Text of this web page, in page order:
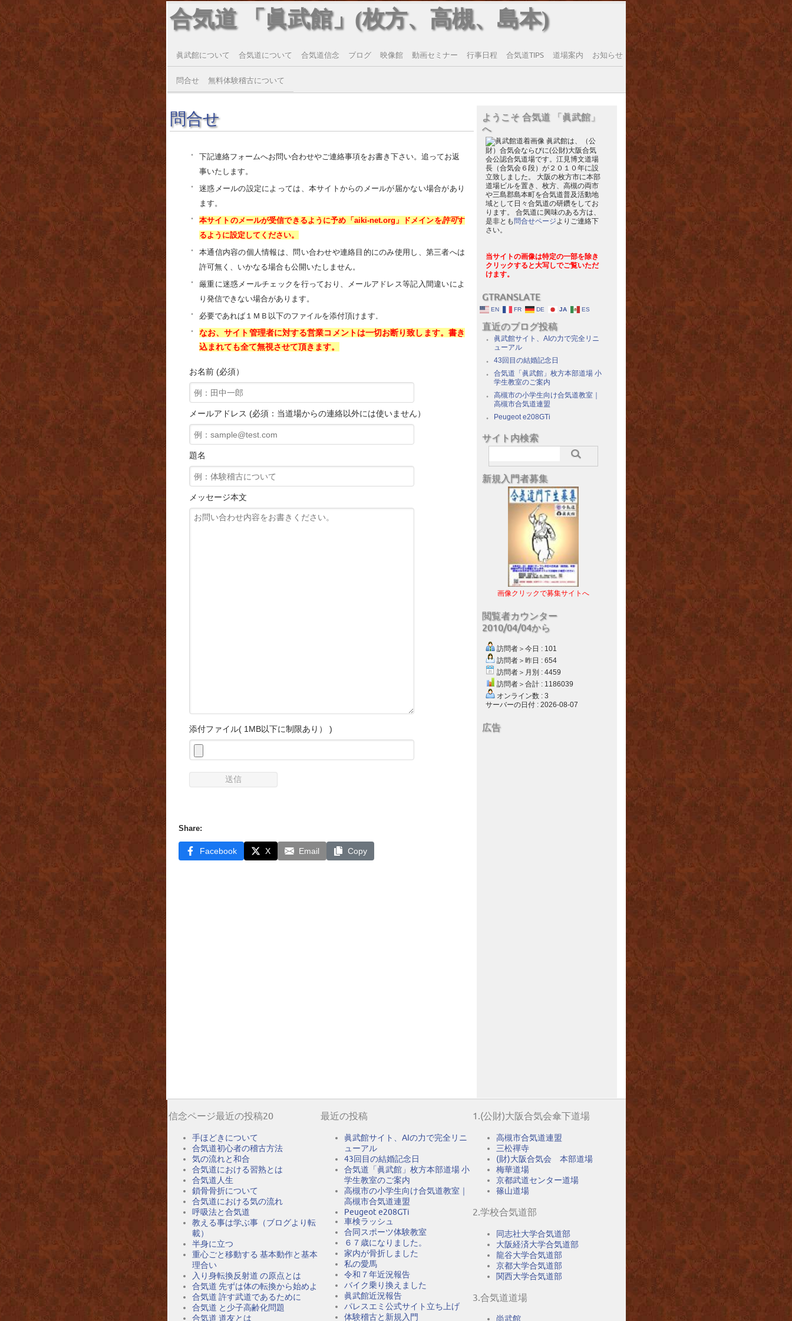
合気道 「眞武館」(枚方、高槻、島本)
眞武館について 合気道について 合気道信念 ブログ 映像館 動画セミナー 行事日程 合気道TIPS 道場案内 お知らせ
問合せ 無料体験稽古について
問合せ
下記連絡フォームへお問い合わせやご連絡事項をお書き下さい。追ってお返
事いたします。
迷惑メールの設定によっては、本サイトからのメールが届かない場合があり
ます。
本サイトのメールが受信できるように予め「aiki-net.org」ドメインを許可す
るように設定してください。
本通信内容の個人情報は、問い合わせや連絡目的にのみ使用し、第三者へは
許可無く、いかなる場合も公開いたしません。
厳重に迷惑メールチェックを行っており、メールアドレス等記入間違いによ
り発信できない場合があります。
必要であれば１ＭＢ以下のファイルを添付頂けます
なお、サイト管理者に対する営業コメントは一切お断り致します。書き
込まれても全て無視させて頂きます。
お名前 (必須）
メールアドレス (必須：当道場からの連絡以外には使いません）
題名
メッセージ本文
添付ファイル( 1MB以下に制限あり） )
Share:
Facebook X Email Copy
ようこそ 合気道 「眞武館」
へ
眞武館は、（公
財）合気会ならびに(公財)大阪合気
会公認合気道場です。江見博文道場
長（合気会６段）が２０１０年に設
立致しました。 大阪の枚方市に本部
道場ビルを置き、枚方、高槻の両市
や三島郡島本町を合気道普及活動地
域として日々合気道の研鑽をしてお
ります。 合気道に興味のある方は、
是非とも 問合せページよりご連絡下
さい。
当サイトの画像は特定の一部を除き
クリックすると大写しでご覧いただ
けます。
GTRANSLATE
EN FR DE JA ES
直近のブログ投稿
眞武館サイト、AIの力で完全リニ
ューアル
43回目の結婚記念日
合気道「眞武館」枚方本部道場 小
学生教室のご案内
高槻市の小学生向け合気道教室｜
高槻市合気道連盟
Peugeot e208GTi
サイト内検索
新規入門者募集
画像クリックで募集サイトへ
閲覧者カウンター
2010/04/04から
訪問者＞今日 : 101
訪問者＞昨日 : 654
訪問者＞月別 : 4459
訪問者＞合計 : 1186039
オンライン数 : 3
サーバーの日付 : 2026-08-07
広告
信念ページ最近の投稿20
手ほどきについて
合気道初心者の稽古方法
気の流れと和合
合気道における習熟とは
合気道人生
鎖骨骨折について
合気道における気の流れ
呼吸法と合気道
教える事は学ぶ事（ブログより転
載）
半身に立つ
重心ごと移動する 基本動作と基本
理合い
入り身転換反射道 の原点とは
合気道 先ずは体の転換から始めよ
合気道 許す武道であるために
合気道 と少子高齢化問題
合気道 道友とは
最近の投稿
眞武館サイト、AIの力で完全リニ
ューアル
43回目の結婚記念日
合気道「眞武館」枚方本部道場 小
学生教室のご案内
高槻市の小学生向け合気道教室｜
高槻市合気道連盟
Peugeot e208GTi
車検ラッシュ
合同スポーツ体験教室
６７歳になりました。
家内が骨折しました
私の愛馬
令和７年近況報告
バイク乗り換えました
眞武館近況報告
パレスエミ公式サイト立ち上げ
体験稽古と新規入門
1.(公財)大阪合気会傘下道場
高槻市合気道連盟
三松禪寺
(財)大阪合気会 本部道場
梅華道場
京都武道センター道場
篠山道場
2.学校合気道部
同志社大学合気道部
大阪経済大学合気道部
龍谷大学合気道部
京都大学合気道部
関西大学合気道部
3.合気道道場
尚武館